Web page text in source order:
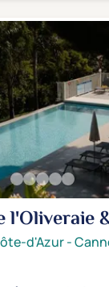
l'Oliveraie
d'Azur-